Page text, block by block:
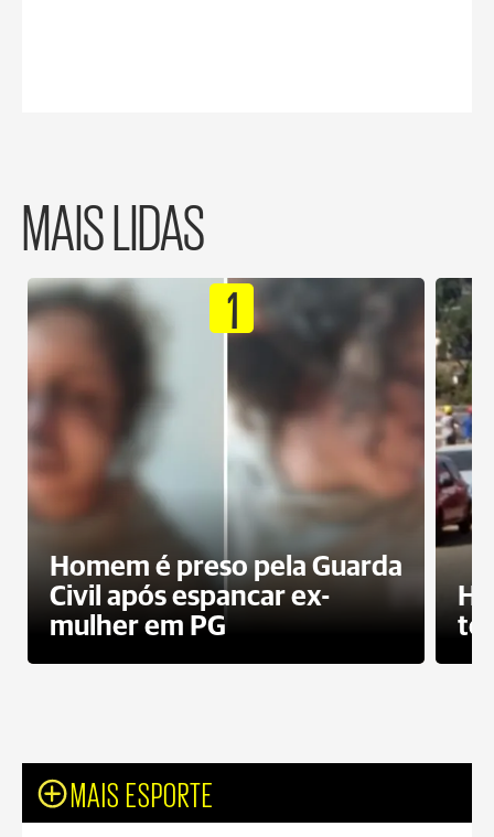
MAIS LIDAS
1
Homem é preso pela Guarda
Civil após espancar ex-
mulher em PG
MAIS ESPORTE